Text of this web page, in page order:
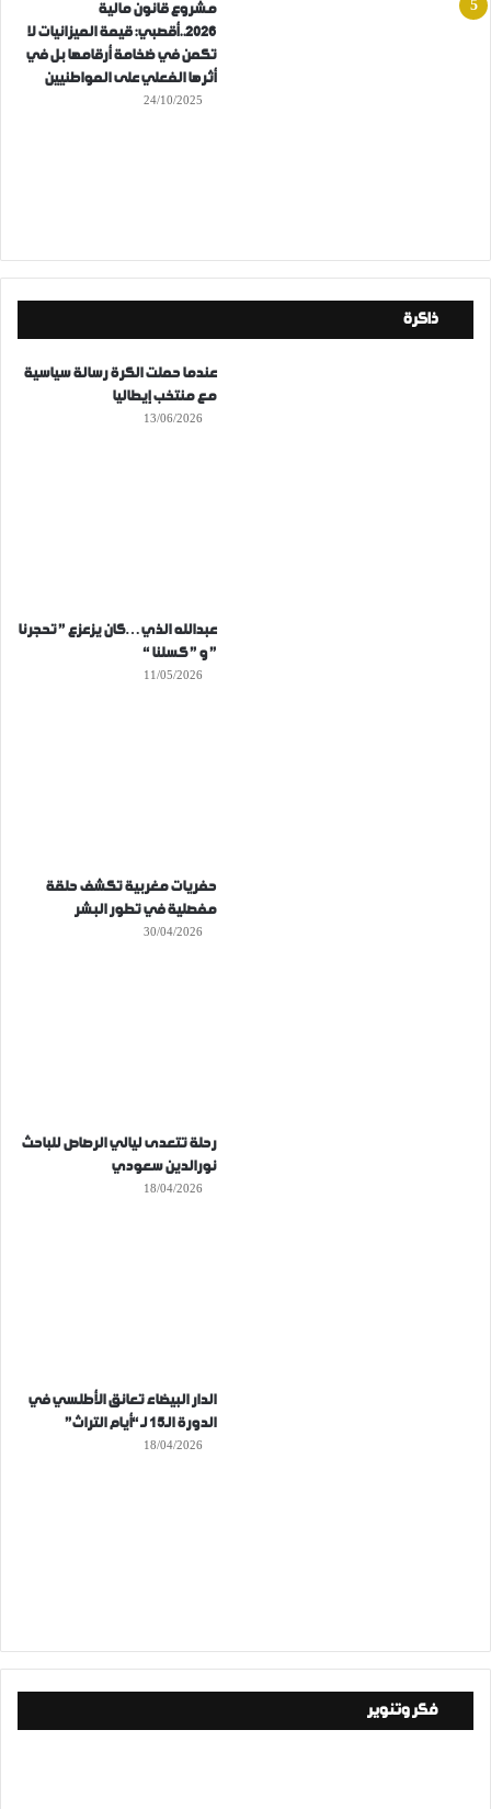
مشروع قانون مالية
2026..أقصبي: قيمة الميزانيات لا
تكمن في ضخامة أرقامها بل في
أثرها الفعلي على المواطنيين
24/10/2025
ذاكرة
عندما حملت الكرة رسالة سياسية
مع منتخب إيطاليا
13/06/2026
عبدالله الذي…كان يزعزع ” تحجرنا
” و ” كسلنا “
11/05/2026
حفريات مغربية تكشف حلقة
مفصلية في تطور البشر
30/04/2026
رحلة تتعدى ليالي الرصاص للباحث
نورالدين سعودي
18/04/2026
الدار البيضاء تعانق الأطلسي في
الدورة الـ15 لـ “أيام التراث”
18/04/2026
فكر وتنوير